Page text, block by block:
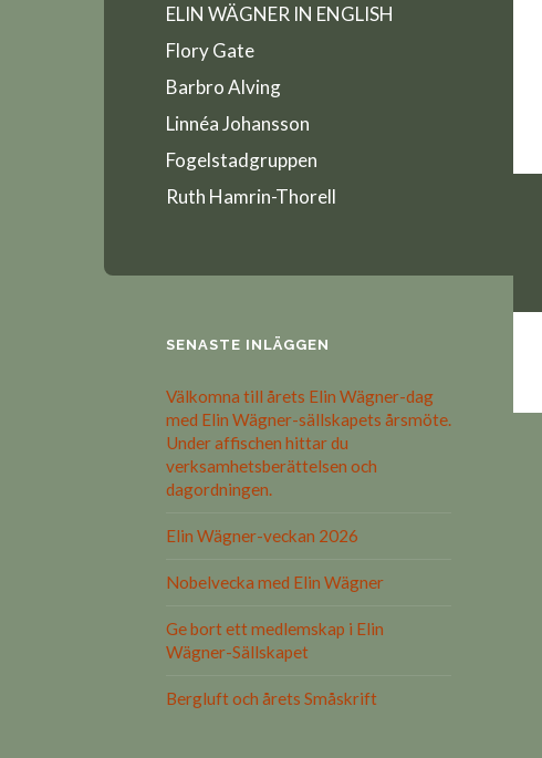
ELIN WÄGNER IN ENGLISH
Flory Gate
Barbro Alving
Linnéa Johansson
Fogelstadgruppen
Ruth Hamrin-Thorell
SENASTE INLÄGGEN
Välkomna till årets Elin Wägner-dag
med Elin Wägner-sällskapets årsmöte.
Under affischen hittar du
verksamhetsberättelsen och
dagordningen.
Elin Wägner-veckan 2026
Nobelvecka med Elin Wägner
Ge bort ett medlemskap i Elin
Wägner-Sällskapet
Bergluft och årets Småskrift